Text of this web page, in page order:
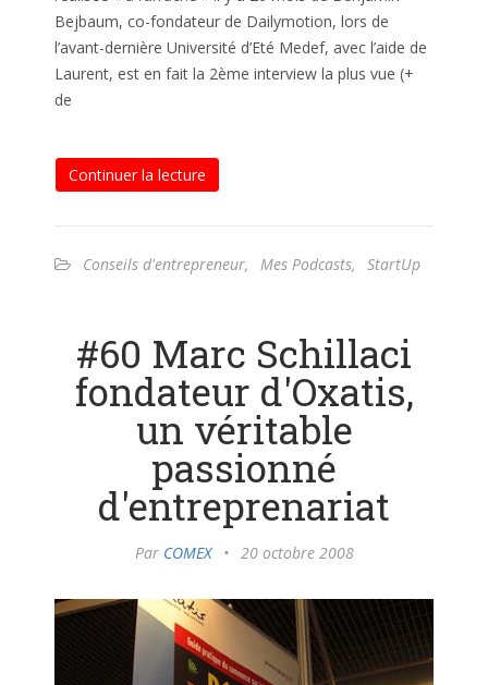
Bejbaum, co-fondateur de Dailymotion, lors de
l’avant-dernière Université d’Eté Medef, avec l’aide de
Laurent, est en fait la 2ème interview la plus vue (+
de
Continuer la lecture
Conseils d'entrepreneur, Mes Podcasts, StartUp
#60 Marc Schillaci
fondateur d'Oxatis,
un véritable
passionné
d'entreprenariat
Par COMEX • 20 octobre 2008